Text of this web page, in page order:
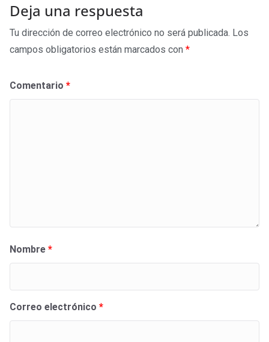
Deja una respuesta
Tu dirección de correo electrónico no será publicada. Los
campos obligatorios están marcados con *
Comentario *
Nombre *
Correo electrónico *